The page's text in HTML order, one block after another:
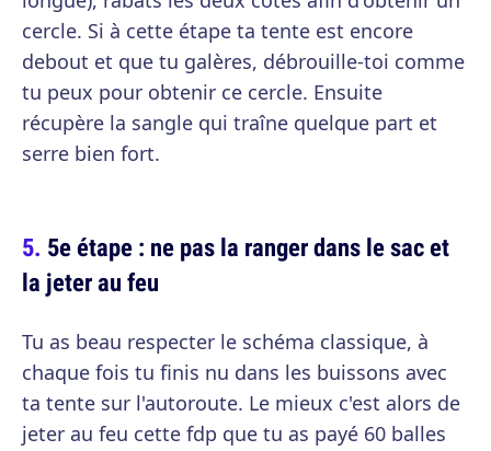
cercle. Si à cette étape ta tente est encore
debout et que tu galères, débrouille-toi comme
tu peux pour obtenir ce cercle. Ensuite
récupère la sangle qui traîne quelque part et
serre bien fort.
5e étape : ne pas la ranger dans le sac et
la jeter au feu
Tu as beau respecter le schéma classique, à
chaque fois tu finis nu dans les buissons avec
ta tente sur l'autoroute. Le mieux c'est alors de
jeter au feu cette fdp que tu as payé 60 balles